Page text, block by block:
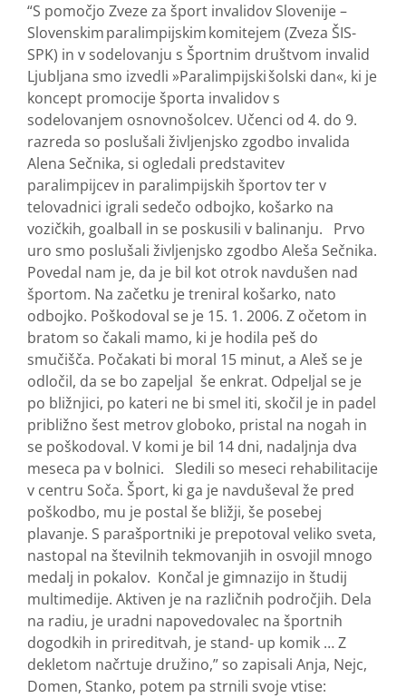
“S pomočjo Zveze za šport invalidov Slovenije –
Slovenskim paralimpijskim komitejem (Zveza ŠIS-
SPK) in v sodelovanju s Športnim društvom invalid
Ljubljana smo izvedli »Paralimpijski šolski dan«, ki je
koncept promocije športa invalidov s
sodelovanjem osnovnošolcev. Učenci od 4. do 9.
razreda so poslušali življenjsko zgodbo invalida
Alena Sečnika, si ogledali predstavitev
paralimpijcev in paralimpijskih športov ter v
telovadnici igrali sedečo odbojko, košarko na
vozičkih, goalball in se poskusili v balinanju. Prvo
uro smo poslušali življenjsko zgodbo Aleša Sečnika.
Povedal nam je, da je bil kot otrok navdušen nad
športom. Na začetku je treniral košarko, nato
odbojko. Poškodoval se je 15. 1. 2006. Z očetom in
bratom so čakali mamo, ki je hodila peš do
smučišča. Počakati bi moral 15 minut, a Aleš se je
odločil, da se bo zapeljal še enkrat. Odpeljal se je
po bližnjici, po kateri ne bi smel iti, skočil je in padel
približno šest metrov globoko, pristal na nogah in
se poškodoval. V komi je bil 14 dni, nadaljnja dva
meseca pa v bolnici. Sledili so meseci rehabilitacije
v centru Soča. Šport, ki ga je navduševal že pred
poškodbo, mu je postal še bližji, še posebej
plavanje. S parašportniki je prepotoval veliko sveta,
nastopal na številnih tekmovanjih in osvojil mnogo
medalj in pokalov. Končal je gimnazijo in študij
multimedije. Aktiven je na različnih področjih. Dela
na radiu, je uradni napovedovalec na športnih
dogodkih in prireditvah, je stand- up komik … Z
dekletom načrtuje družino,” so zapisali Anja, Nejc,
Domen, Stanko, potem pa strnili svoje vtise: